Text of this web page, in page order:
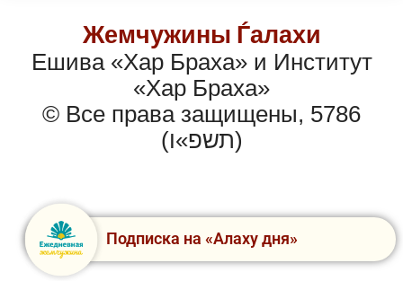
Жемчужины Ѓалахи
Ешива «Хар Браха» и Институт
«Хар Браха»
© Все права защищены, 5786
(תשפ»ו)
Подписка на «Алаху дня»